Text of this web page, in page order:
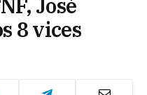
José
8 vices